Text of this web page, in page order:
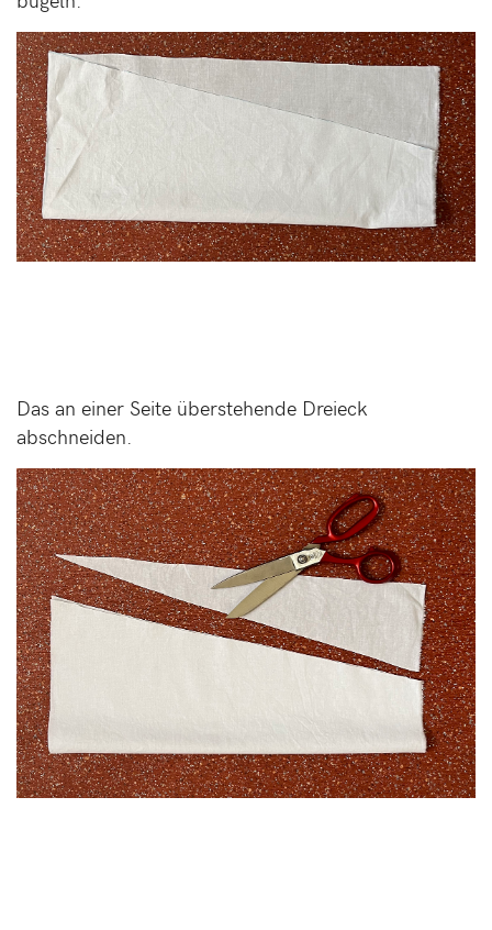
Das an einer Seite überstehende Dreieck
abschneiden.